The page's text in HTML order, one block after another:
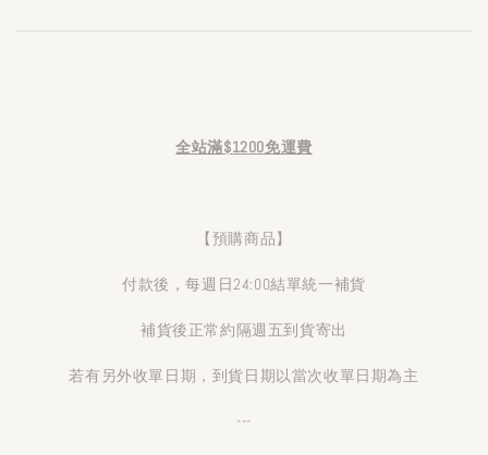
全站滿$1200免運費
【預購商品】
付款後，每週日24:00結單統一補貨
補貨後正常約隔週五到貨寄出
若有另外收單日期，到貨日期以當次收單日期為主
---